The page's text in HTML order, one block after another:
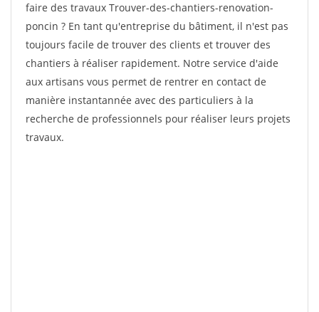
faire des travaux Trouver-des-chantiers-renovation-
poncin ? En tant qu'entreprise du bâtiment, il n'est pas
toujours facile de trouver des clients et trouver des
chantiers à réaliser rapidement. Notre service d'aide
aux artisans vous permet de rentrer en contact de
manière instantannée avec des particuliers à la
recherche de professionnels pour réaliser leurs projets
travaux.